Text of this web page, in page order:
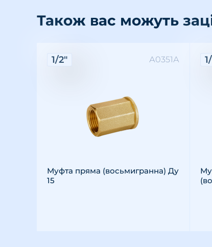
Також вас можуть
1/2" А0351А
Муфта пряма (восьмигранна) Ду
15
Різьба: внутрішня
Розмір різьби: 1/2"
Матеріал: латунь